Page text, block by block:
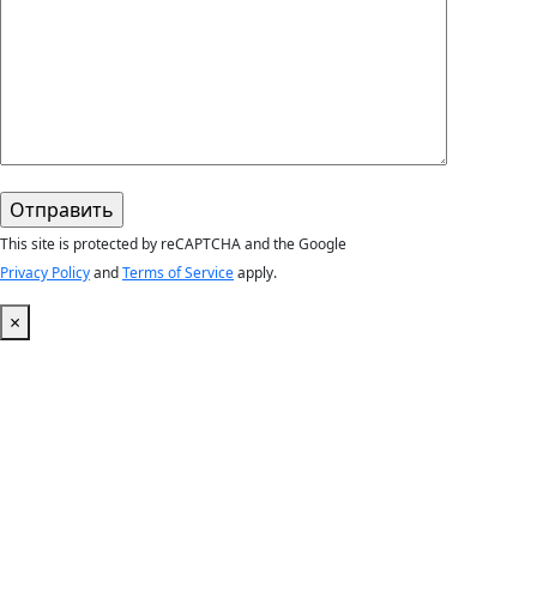
This site is protected by reCAPTCHA and the Google
Privacy PolicyandTerms of Serviceapply.
×